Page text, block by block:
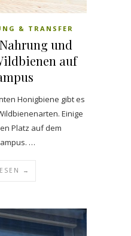
& TRANSFER
und
auf
Honigbiene gibt es
Einige
Platz auf dem
…
→